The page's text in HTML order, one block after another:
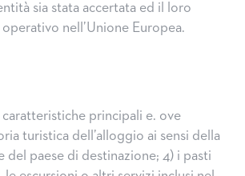
sia stata accertata ed il loro
nell’Unione Europea.
caratteristiche principali e. ove
turistica dell’alloggio ai sensi della
del paese di destinazione; 4) i pasti